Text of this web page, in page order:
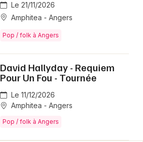
Le 21/11/2026
Amphitea - Angers
Pop / folk à Angers
David Hallyday - Requiem
Pour Un Fou - Tournée
Le 11/12/2026
Amphitea - Angers
Pop / folk à Angers